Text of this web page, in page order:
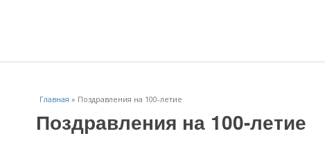
Главная » Поздравления на 100-летие
Поздравления на 100-летие